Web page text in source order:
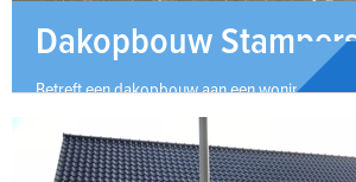
Dakopbouw
Betreft een dakopbouw aan een woning in